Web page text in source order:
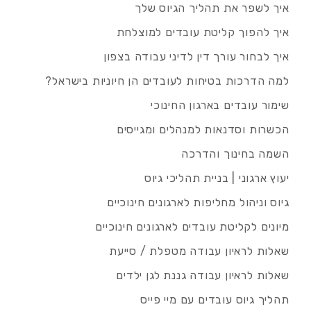
איך לשפר את תהליך הגיוס שלך
איך להפוך קליטת עובדים למוצלחת
איך לבחור עורך דין לדיני עבודה בצפון
למה הדרכות בטיחות לעובדים הן חיוניות בישראל?
שימור עובדים בארגון החינוכי
הכשרות וסדנאות למנהלים ומגייסים
השמה בחינוך והדרכה
יעוץ ארגוני | בניית תהליכי גיוס
גיוס וניהול מחליפות לארגונים חינוכיים
מיונים לקליטת עובדים לארגונים חינוכיים
שאלות לראיון עבודה מטפלת / סייעת
שאלות לראיון עבודה גננת לגן ילדים
תהליך גיוס עובדים עם מיי פייס